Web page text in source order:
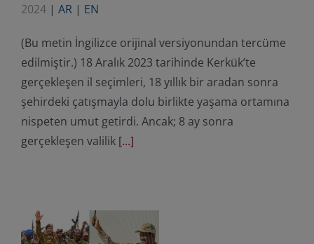
2024 | AR | EN
(Bu metin İngilizce orijinal versiyonundan tercüme
edilmiştir.) 18 Aralık 2023 tarihinde Kerkük’te
gerçekleşen il seçimleri, 18 yıllık bir aradan sonra
şehirdeki çatışmayla dolu birlikte yaşama ortamına
nispeten umut getirdi. Ancak; 8 ay sonra
gerçekleşen valilik [...]